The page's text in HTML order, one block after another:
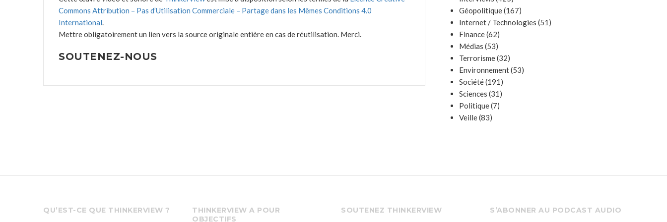
Commons Attribution – Pas d’Utilisation Commerciale – Partage dans les Mêmes Conditions 4.0
International.
Mettre obligatoirement un lien vers la source originale entière en cas de réutilisation. Merci.
SOUTENEZ-NOUS
Géopolitique(167)
Internet / Technologies (51)
Finance(62)
Médias (53)
Terrorisme(32)
Environnement(53)
Société(191)
Sciences (31)
Politique(7)
Veille(83)
QU’EST-CE QUE THINKERVIEW ?
THINKERVIEW A POUR
OBJECTIFS
SOUTENEZ THINKERVIEW S’ABONNER AU PODCAST AUDIO